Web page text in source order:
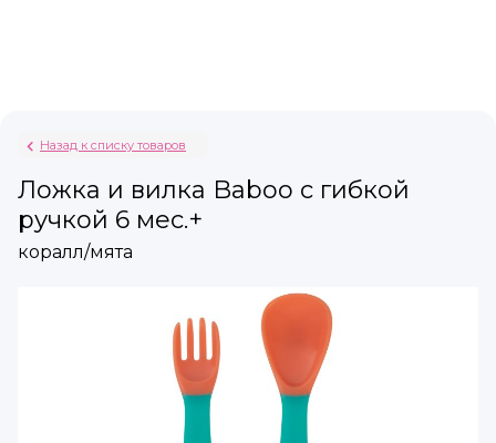
Назад к списку товаров
Ложка и вилка Baboo с гибкой
ручкой 6 мес.+
коралл/мята